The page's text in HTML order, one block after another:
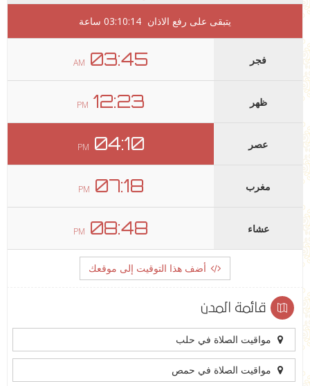
يتبقى على رفع الاذان 03:10:14 ساعة
فجر
ظهر
عصر
مغرب
عشاء
03:45
AM
12:23
PM
04:10
PM
07:18
PM
08:48
PM
أضف هذا التوقيت إلى موقعك
قائمة المدن
مواقيت الصلاة في حلب
مواقيت الصلاة في حمص